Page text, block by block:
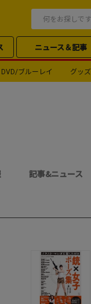
ニュース＆記事
DVD/ブルーレイ グッズ
記事&ニュース